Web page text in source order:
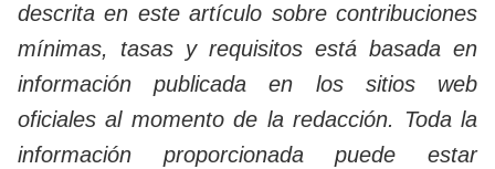
descrita en este artículo sobre contribuciones
mínimas, tasas y requisitos está basada en
información publicada en los sitios web
oficiales al momento de la redacción. Toda la
información proporcionada puede estar